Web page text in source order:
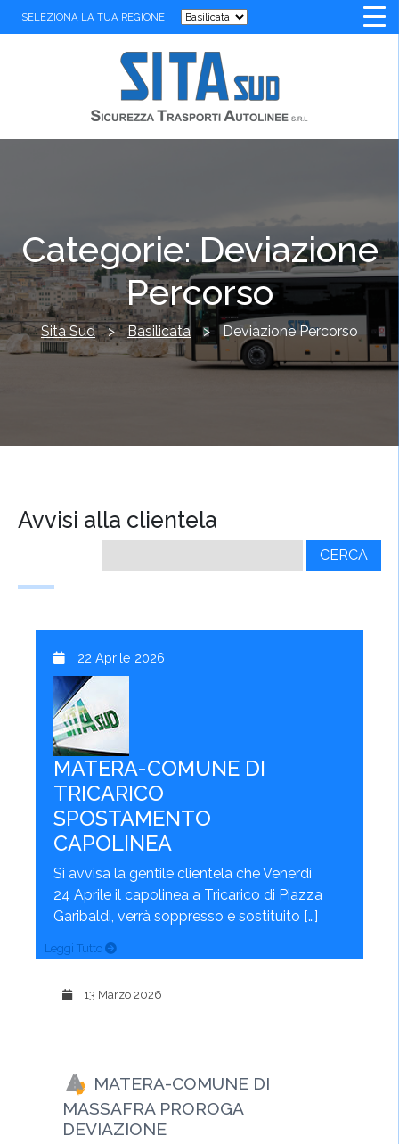
SELEZIONA LA TUA REGIONE
Categorie: Deviazione
Percorso
Sita Sud > Basilicata > Deviazione Percorso
Avvisi alla clientela
per:
22 Aprile 2026
MATERA-COMUNE DI
TRICARICO
SPOSTAMENTO
CAPOLINEA
Si avvisa la gentile clientela che Venerdì
24 Aprile il capolinea a Tricarico di Piazza
Garibaldi, verrà soppresso e sostituito […]
Leggi Tutto
13 Marzo 2026
MATERA-COMUNE DI
MASSAFRA PROROGA
DEVIAZIONE